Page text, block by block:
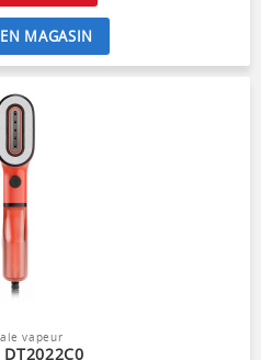
MAGASIN
vapeur
DT2022C0